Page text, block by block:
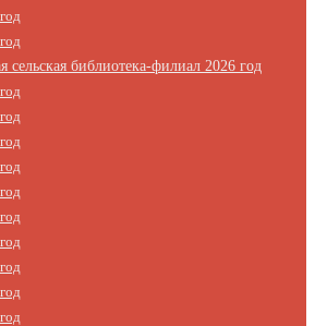
сельская библиотека-филиал 2026 год